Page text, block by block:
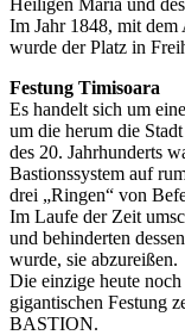
Im Jahr 1848, mit dem
wurde der Platz in
Festung Timisoara
Es handelt sich um
um die herum die
des 20. Jahrhunderts
Bastionssystem auf
drei „Ringen“ von
Im Laufe der Zeit
und behinderten
wurde, sie abzureißen.
Die einzige heute
gigantischen Festung
BASTION.